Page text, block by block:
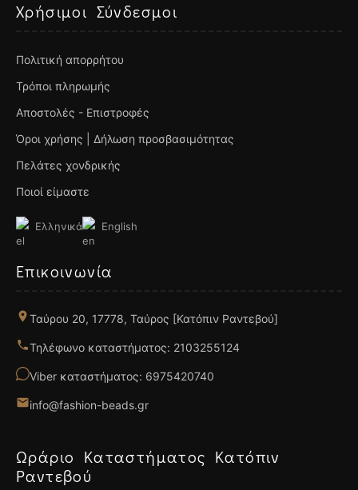
Χρήσιμοι Σύνδεσμοι
Πολιτική απορρήτου
Τρόποι πληρωμής
Αποστολές - Επιστροφές
Όροι χρήσης | Δήλωση προσβασιμότητας
Πελάτες χονδρικής
Ποιοί είμαστε
Ελληνικά English
Επικοινωνία
Ταύρου 20, 17778, Ταύρος [Κατόπιν Ραντεβού]
Τηλέφωνο καταστήματος: 2103255124
Viber καταστήματος: 6975420740
info@fashion-beads.gr
Ωράριο Καταστήματος Κατόπιν
Ραντεβού